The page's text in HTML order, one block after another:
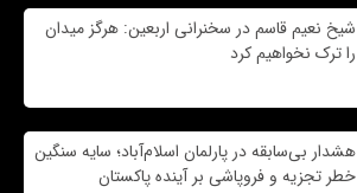
شیخ نعیم قاسم در سخنرانی اربعین: هرگز میدان
را ترک نخواهیم کرد
هشدار بی‌سابقه در پارلمان اسلام‌آباد؛ سایه سنگین
خطر تجزیه و فروپاشی بر آینده پاکستان